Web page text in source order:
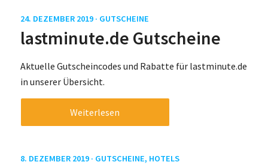
24. DEZEMBER 2019 · GUTSCHEINE
lastminute.de Gutscheine
Aktuelle Gutscheincodes und Rabatte für lastminute.de
in unserer Übersicht.
Weiterlesen
8. DEZEMBER 2019 · GUTSCHEINE, HOTELS